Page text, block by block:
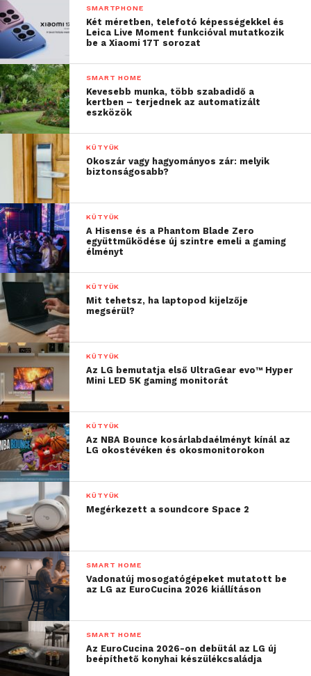
SMARTPHONE
Két méretben, telefotó képességekkel és
Leica Live Moment funkcióval mutatkozik
be a Xiaomi 17T sorozat
SMART HOME
Kevesebb munka, több szabadidő a
kertben – terjednek az automatizált
eszközök
KÜTYÜK
Okoszár vagy hagyományos zár: melyik
biztonságosabb?
KÜTYÜK
A Hisense és a Phantom Blade Zero
együttműködése új szintre emeli a gaming
élményt
KÜTYÜK
Mit tehetsz, ha laptopod kijelzője
megsérül?
KÜTYÜK
Az LG bemutatja első UltraGear evo™ Hyper
Mini LED 5K gaming monitorát
KÜTYÜK
Az NBA Bounce kosárlabdaélményt kínál az
LG okostévéken és okosmonitorokon
KÜTYÜK
Megérkezett a soundcore Space 2
SMART HOME
Vadonatúj mosogatógépeket mutatott be
az LG az EuroCucina 2026 kiállításon
SMART HOME
Az EuroCucina 2026-on debütál az LG új
beépíthető konyhai készülékcsaládja